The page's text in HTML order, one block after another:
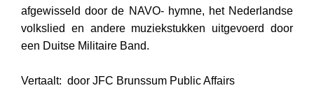
afgewisseld door de NAVO- hymne, het Nederlandse
volkslied en andere muziekstukken uitgevoerd door
een Duitse Militaire Band.
Vertaalt: door JFC Brunssum Public Affairs